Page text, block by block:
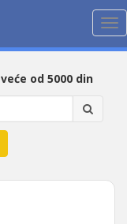
od 5000 din